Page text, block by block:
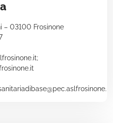
– 03100 Frosinone